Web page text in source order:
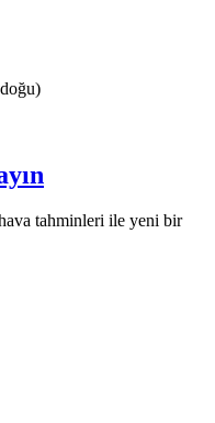
tahminleri ile yeni bir